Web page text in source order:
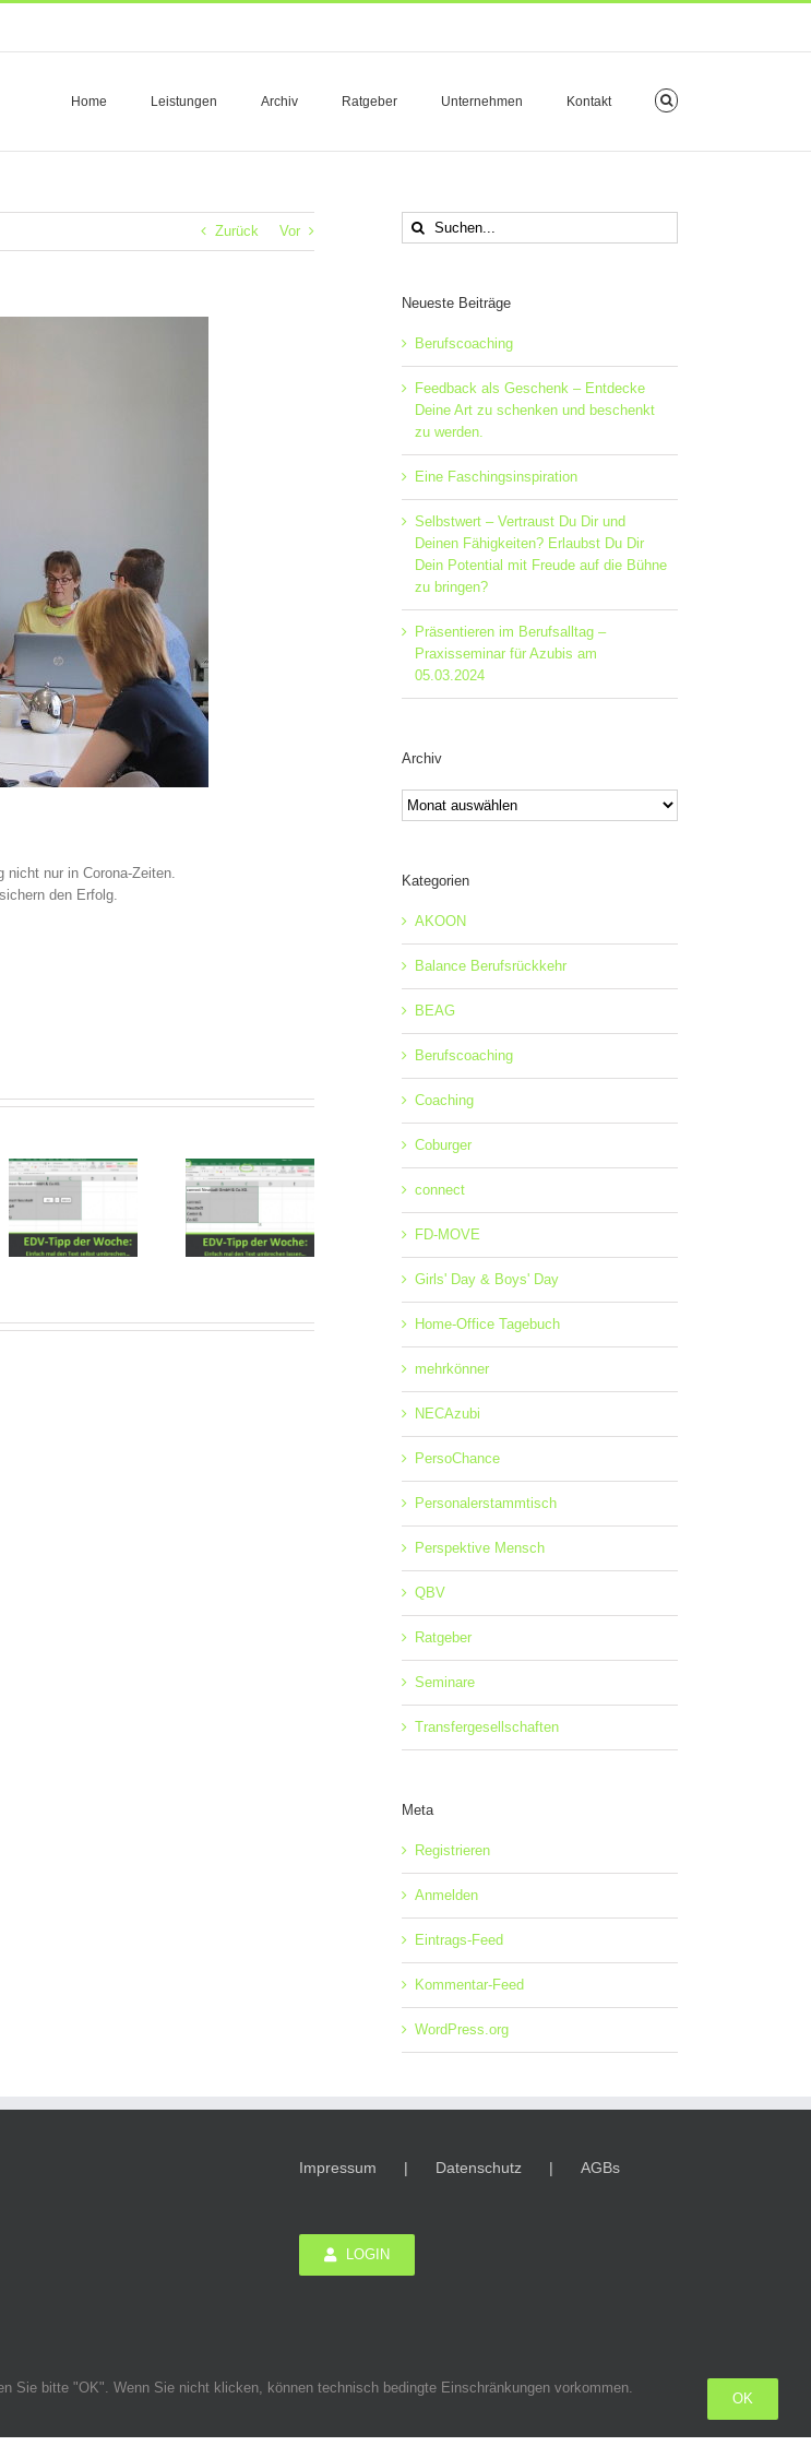
Home Leistungen Archiv Ratgeber Unternehmen Kontakt
Zurück Vor
nicht nur in Corona-Zeiten.
den Erfolg.
unserem EDV-
Trainer
unserem EDV-
Trainer
Tipps von
unserem EDV-
Tipps von
Suche
nach:
Neueste Beiträge
Berufscoaching
Feedback als Geschenk – Entdecke
Deine Art zu schenken und beschenkt
zu werden.
Eine Faschingsinspiration
Selbstwert – Vertraust Du Dir und
Deinen Fähigkeiten? Erlaubst Du Dir
Dein Potential mit Freude auf die Bühne
zu bringen?
Präsentieren im Berufsalltag –
Praxisseminar für Azubis am
05.03.2024
Archiv
Archiv
Kategorien
AKOON
Balance Berufsrückkehr
BEAG
Berufscoaching
Coaching
Coburger
connect
FD-MOVE
Girls' Day & Boys' Day
Home-Office Tagebuch
mehrkönner
NECAzubi
PersoChance
Personalerstammtisch
Perspektive Mensch
QBV
Ratgeber
Seminare
Transfergesellschaften
Meta
Registrieren
Anmelden
Eintrags-Feed
Kommentar-Feed
WordPress.org
Impressum Datenschutz AGBs
LOGIN
Sie bitte "OK". Wenn Sie nicht klicken, können technisch bedingte Einschränkungen vorkommen.
OK